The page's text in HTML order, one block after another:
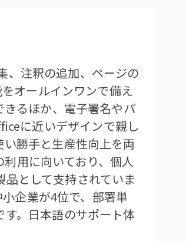
、注釈の追加、ページの
オールインワンで備え
るほか、電子署名やパ
に近いデザインで親し
勝手と生産性向上を両
用に向いており、個人
として支持されていま
企業が4位で、部署単
。日本語のサポート体